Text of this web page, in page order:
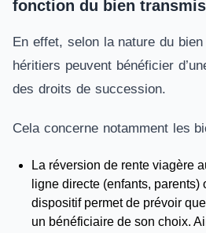
fonction du bien
En effet, selon la nature du
héritiers peuvent bénéficier
des droits de succession.
Cela concerne notamment les
La réversion de rente viagère
ligne directe (enfants,
dispositif permet de prévoir
un bénéficiaire de son choix.